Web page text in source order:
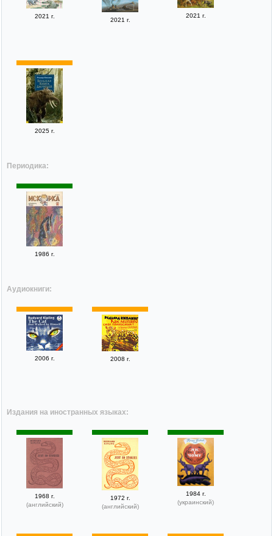
2021 г.
2021 г.
2021 г.
2025 г.
Периодика:
1986 г.
Аудиокниги:
2006 г. 2008 г.
Издания на иностранных языках:
1968 г.
(английский)
1972 г.
(английский)
1984 г.
(украинский)